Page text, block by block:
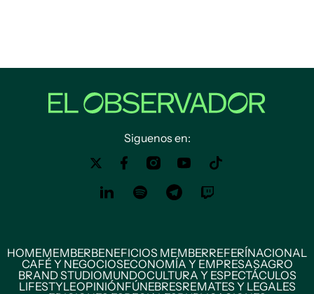
Siguenos en:
HOMEMEMBERBENEFICIOS MEMBERREFERÍNACIONAL
CAFÉ Y NEGOCIOSECONOMÍA Y EMPRESASAGRO
BRAND STUDIOMUNDOCULTURA Y ESPECTÁCULOS
LIFESTYLEOPINIÓNFÚNEBRESREMATES Y LEGALES